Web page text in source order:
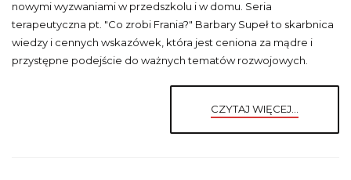
nowymi wyzwaniami w przedszkolu i w domu. Seria
terapeutyczna pt. "Co zrobi Frania?" Barbary Supeł to skarbnica
wiedzy i cennych wskazówek, która jest ceniona za mądre i
przystępne podejście do ważnych tematów rozwojowych.
CZYTAJ WIĘCEJ...